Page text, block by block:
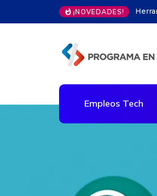
¡NOVEDADES!
Empleos Tech